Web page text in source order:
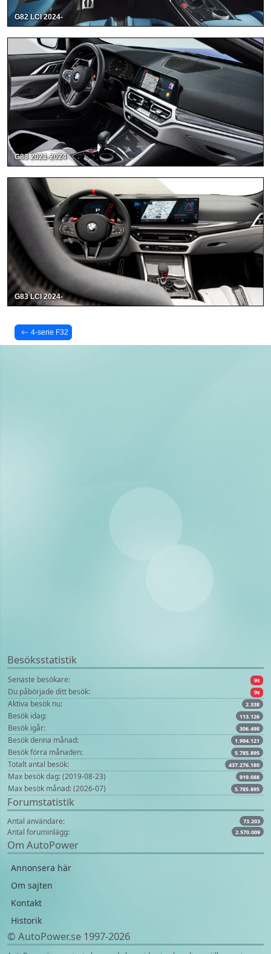
G82 LCI 2024-
G83 2021-2024
G83 LCI 2024-
4-serie F32
Besöksstatistik
Senaste besökare: 9s
Du påbörjade ditt besök: 9s
Aktiva besök nu: 2.338
Besök idag: 113.126
Besök igår: 306.498
Besök denna månad: 1.994.121
Besök förra månaden: 5.785.895
Totalt antal besök: 437.276.180
Max besök dag: (2019-08-23) 919.088
Max besök månad: (2026-07) 5.785.895
Forumstatistik
Antal användare: 73.203
Antal foruminlägg: 2.570.009
Om AutoPower
Annonsera här
Om sajten
Kontakt
Historik
© AutoPower.se 1997‑2026